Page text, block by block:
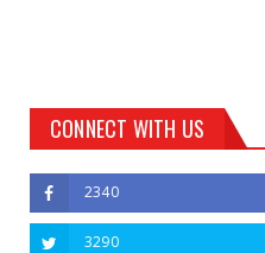
CONNECT WITH US
2340
3290